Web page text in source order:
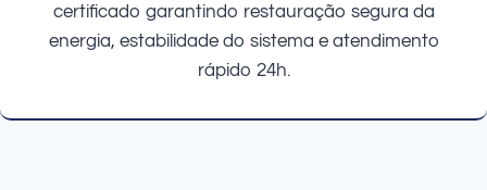
certificado garantindo restauração segura da
energia, estabilidade do sistema e atendimento
rápido 24h.